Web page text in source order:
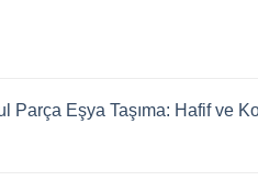
Parça Eşya Taşıma: Hafif ve